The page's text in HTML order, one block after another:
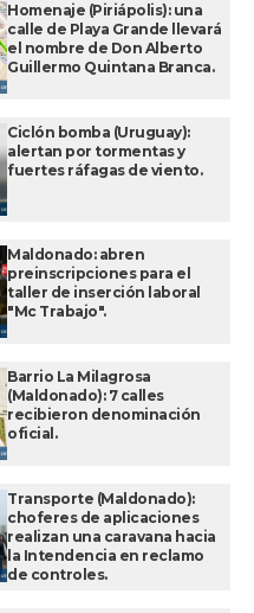
Homenaje (Piriápolis): una
calle de Playa Grande llevará
el nombre de Don Alberto
Guillermo Quintana Branca.
Ciclón bomba (Uruguay):
alertan por tormentas y
fuertes ráfagas de viento.
Maldonado: abren
preinscripciones para el
taller de inserción laboral
"Mc Trabajo".
Barrio La Milagrosa
(Maldonado): 7 calles
recibieron denominación
oficial.
Transporte (Maldonado):
choferes de aplicaciones
realizan una caravana hacia
la Intendencia en reclamo
de controles.